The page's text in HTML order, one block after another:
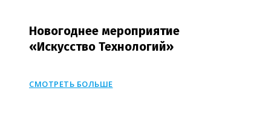
Новогоднее мероприятие
«Искусство Технологий»
СМОТРЕТЬ БОЛЬШЕ